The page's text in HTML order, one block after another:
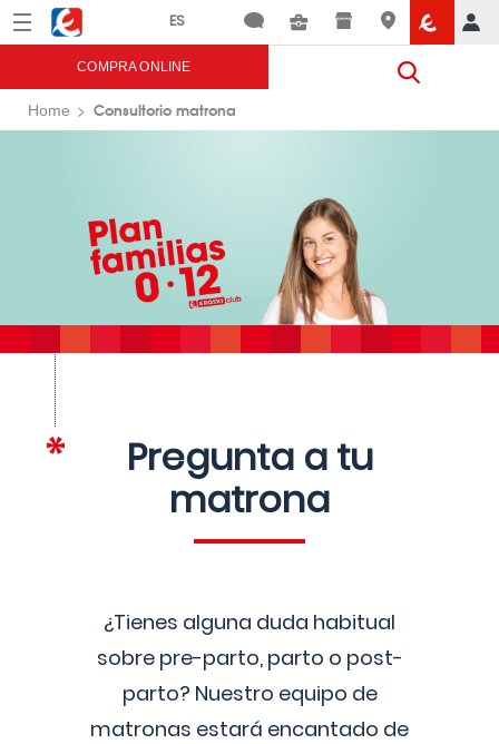
Menú Eroski
COMPRA ONLINE
Home Consultorio matrona
Pregunta a tu
matrona
¿Tienes alguna duda habitual
sobre pre-parto, parto o post-
parto? Nuestro equipo de
matronas estará encantado de